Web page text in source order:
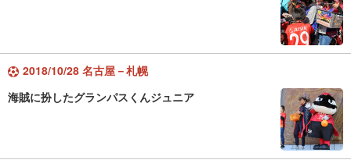
2018/10/28 名古屋－札幌
海賊に扮したグランパスくんジュニア